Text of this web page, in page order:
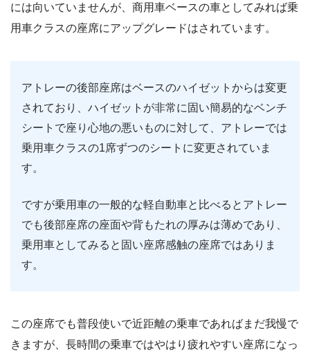
には向いていませんが、商用車ベースの車としてみれば乗
用車クラスの座席にアップグレードはされています。
アトレーの後部座席はベースのハイゼットからは変更
されており、ハイゼットが非常に固い簡易的なベンチ
シートで座り心地の悪いものに対して、アトレーでは
乗用車クラスの1席ずつのシートに変更されていま
す。
ですが乗用車の一般的な軽自動車と比べるとアトレー
でも後部座席の座面や背もたれの厚みは薄めであり、
乗用車としてみると固い座席感触の座席ではありま
す。
この座席でも普段使いで近距離の乗車であればまだ我慢で
きますが、長時間の乗車ではやはり疲れやすい座席になっ